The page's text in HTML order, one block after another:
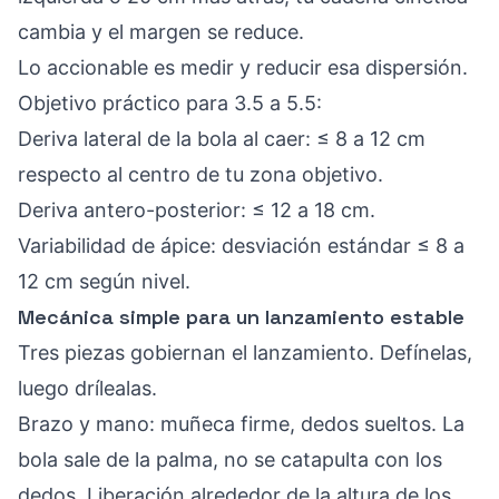
cambia y el margen se reduce.
Lo accionable es medir y reducir esa dispersión.
Objetivo práctico para 3.5 a 5.5:
Deriva lateral de la bola al caer: ≤ 8 a 12 cm
respecto al centro de tu zona objetivo.
Deriva antero-posterior: ≤ 12 a 18 cm.
Variabilidad de ápice: desviación estándar ≤ 8 a
12 cm según nivel.
Mecánica simple para un lanzamiento estable
Tres piezas gobiernan el lanzamiento. Defínelas,
luego drílealas.
Brazo y mano: muñeca firme, dedos sueltos. La
bola sale de la palma, no se catapulta con los